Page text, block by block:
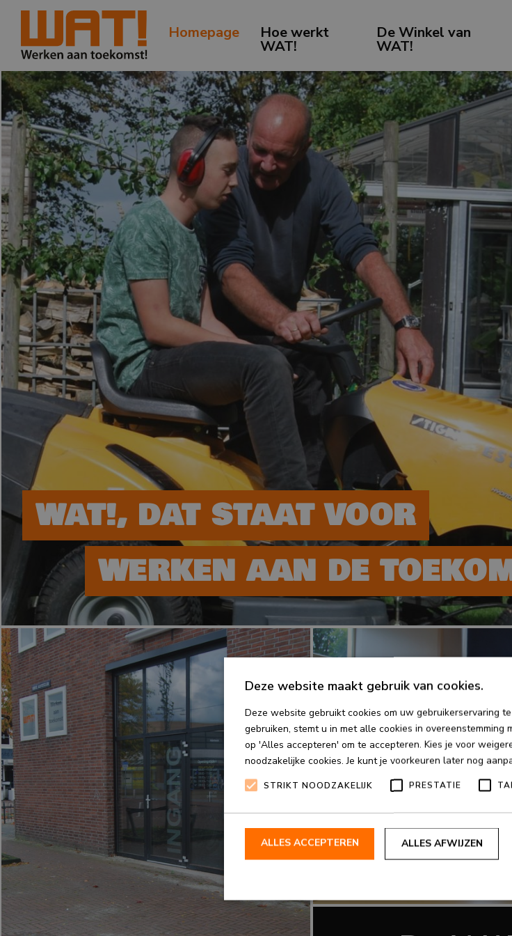
Homepage Hoe werkt
WAT!
De Winkel van
WAT!
WAT!, DAT STAAT VOOR
WERKEN AAN DE
Deze website maakt gebruik van cookies.
Deze website gebruikt cookies om uw gebruikerservaring
gebruiken, stemt u in met alle cookies in overeenstemming
op 'Alles accepteren' om te accepteren. Kies je voor
noodzakelijke cookies. Je kunt je voorkeuren later nog
STRIKT NOODZAKELIJK PRESTATIE
ALLES ACCEPTEREN ALLES AFWIJZEN